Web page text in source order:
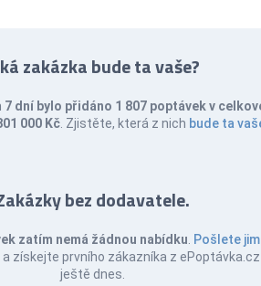
zakázka bude ta vaše?
7 dní bylo přidáno 1 807 poptávek v
000 Kč . Zjistěte, která z nich bude ta
bez dodavatele.
zatím nemá žádnou nabídku Pošlete jim
a získejte prvního zákazníka z ePoptávka.cz
ještě dnes.